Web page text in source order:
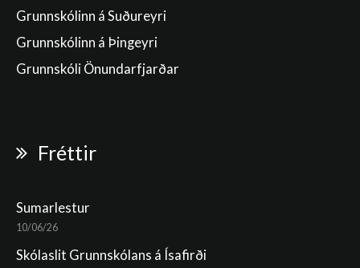
Grunnskólinn á Suðureyri
Grunnskólinn á Þingeyri
Grunnskóli Önundarfjarðar
Fréttir
Sumarlestur
10/06/26
Skólaslit Grunnskólans á Ísafirði